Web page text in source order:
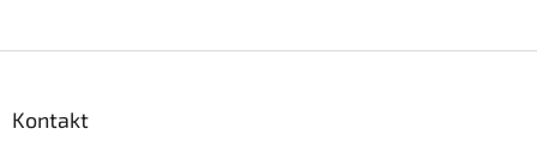
Kontakt